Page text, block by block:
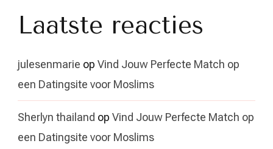
Laatste reacties
julesenmarie op Vind Jouw Perfecte Match op
een Datingsite voor Moslims
Sherlyn thailand op Vind Jouw Perfecte Match op
een Datingsite voor Moslims